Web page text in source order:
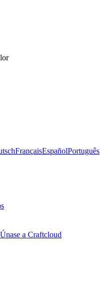
FrançaisEspañolPortuguês
a Craftcloud